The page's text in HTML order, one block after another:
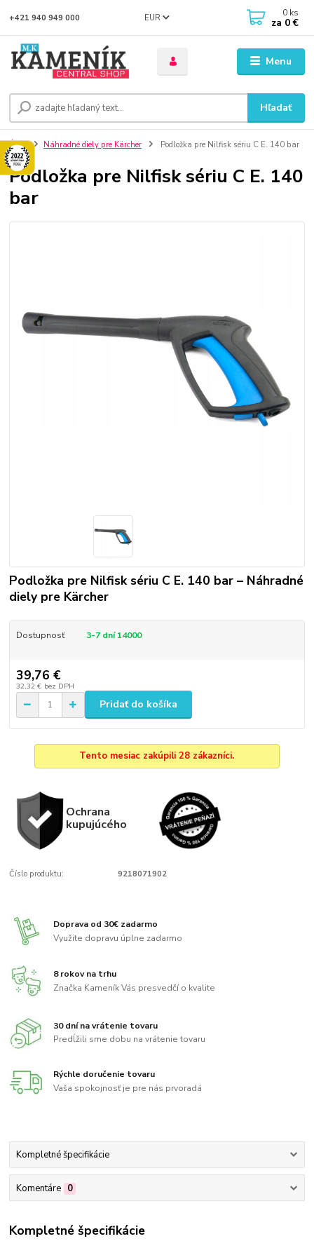
Menu
EUR
Hľadať
+421 940 949 000 0 ks
za 0 €
Úvod Náhradné diely pre Kärcher Podložka pre Nilfisk sériu C E. 140 bar
Podložka pre Nilfisk sériu C E. 140
bar
Podložka pre Nilfisk sériu C E. 140 bar – Náhradné
diely pre Kärcher
Dostupnosť 3-7 dní 14000
39,76 €
32,32 € bez DPH
Pridať do košíka
Tento mesiac zakúpili 28 zákazníci.
Ochrana
kupujúcého
Číslo produktu: 9218071902
Doprava od 30€ zadarmo
Využite dopravu úplne zadarmo
8 rokov na trhu
Značka Kameník Vás presvedčí o kvalite
30 dní na vrátenie tovaru
Predĺžili sme dobu na vrátenie tovaru
Rýchle doručenie tovaru
Vaša spokojnosť je pre nás prvoradá
Kompletné špecifikácie
Komentáre 0
Kompletné špecifikácie